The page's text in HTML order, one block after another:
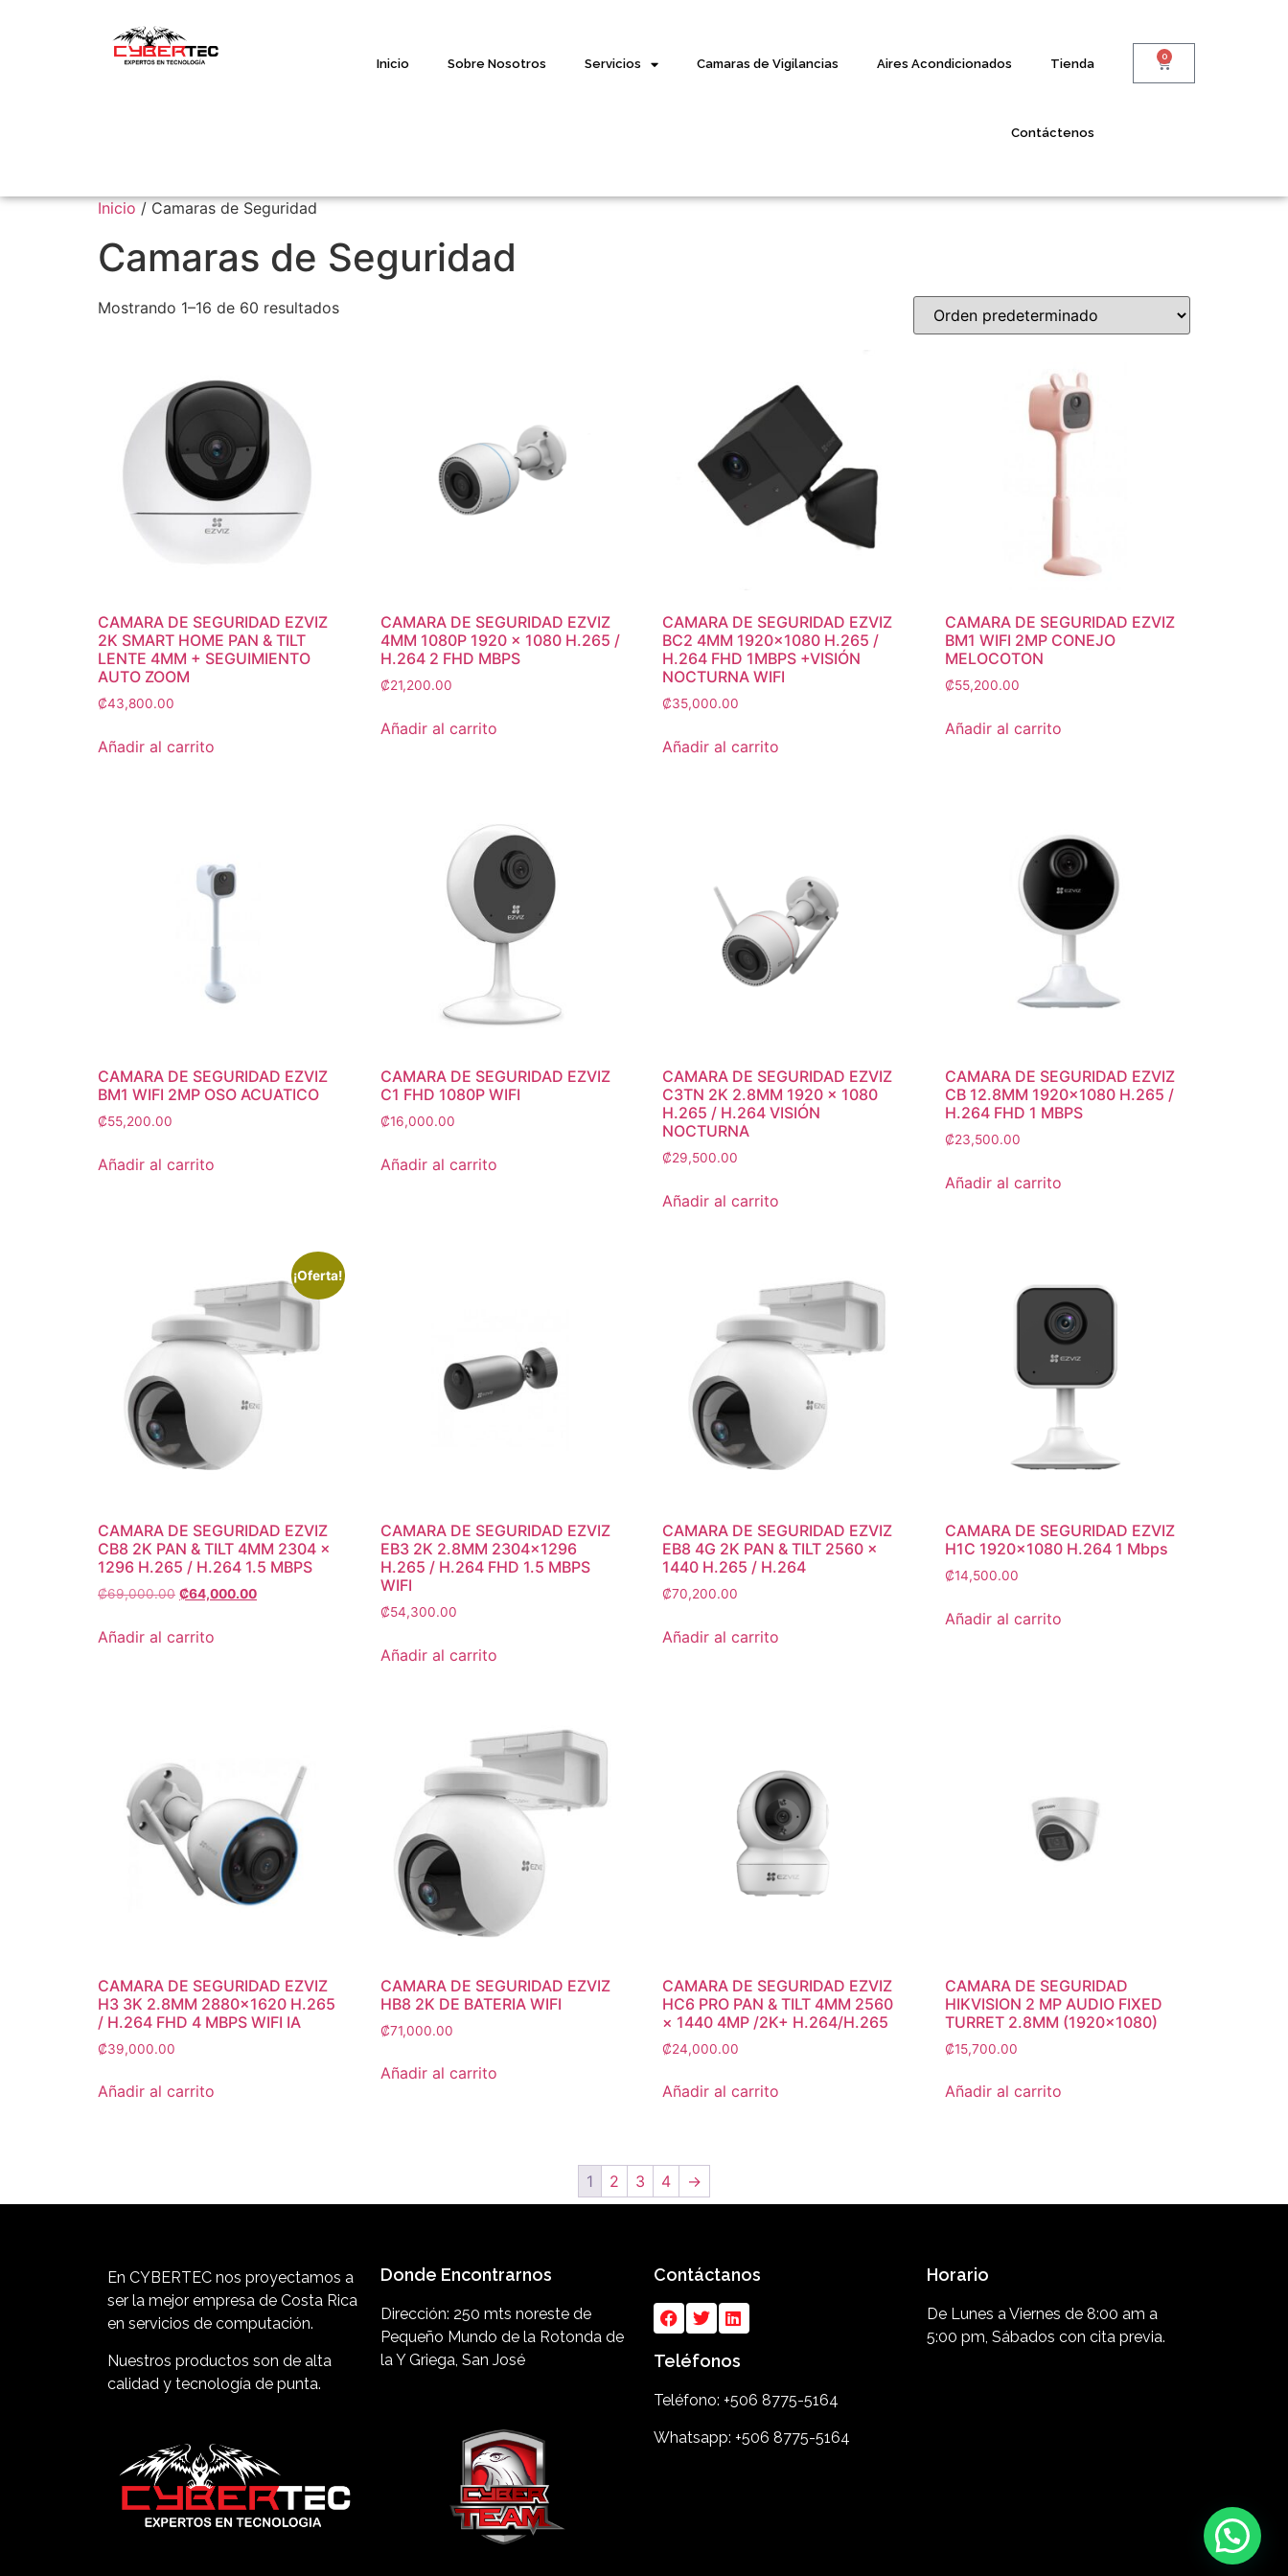
Inicio Sobre Nosotros Servicios Camaras de Vigilancias Aires Acondicionados Tienda
Contáctenos
0
Inicio / Camaras de Seguridad
Camaras de Seguridad
Mostrando 1–16 de 60 resultados
CAMARA DE SEGURIDAD EZVIZ
2K SMART HOME PAN & TILT
LENTE 4MM + SEGUIMIENTO
AUTO ZOOM
₡43,800.00
Añadir al carrito
CAMARA DE SEGURIDAD EZVIZ
4MM 1080P 1920 × 1080 H.265 /
H.264 2 FHD MBPS
₡21,200.00
Añadir al carrito
CAMARA DE SEGURIDAD EZVIZ
BC2 4MM 1920×1080 H.265 /
H.264 FHD 1MBPS +VISIÓN
NOCTURNA WIFI
₡35,000.00
Añadir al carrito
CAMARA DE SEGURIDAD EZVIZ
BM1 WIFI 2MP CONEJO
MELOCOTON
₡55,200.00
Añadir al carrito
CAMARA DE SEGURIDAD EZVIZ
BM1 WIFI 2MP OSO ACUATICO
₡55,200.00
Añadir al carrito
CAMARA DE SEGURIDAD EZVIZ
C1 FHD 1080P WIFI
₡16,000.00
Añadir al carrito
CAMARA DE SEGURIDAD EZVIZ
C3TN 2K 2.8MM 1920 × 1080
H.265 / H.264 VISIÓN
NOCTURNA
₡29,500.00
Añadir al carrito
CAMARA DE SEGURIDAD EZVIZ
CB 12.8MM 1920×1080 H.265 /
H.264 FHD 1 MBPS
₡23,500.00
Añadir al carrito
¡Oferta!
CAMARA DE SEGURIDAD EZVIZ
CB8 2K PAN & TILT 4MM 2304 ×
1296 H.265 / H.264 1.5 MBPS
₡69,000.00 ₡64,000.00
Añadir al carrito
CAMARA DE SEGURIDAD EZVIZ
EB3 2K 2.8MM 2304×1296
H.265 / H.264 FHD 1.5 MBPS
WIFI
₡54,300.00
Añadir al carrito
CAMARA DE SEGURIDAD EZVIZ
EB8 4G 2K PAN & TILT 2560 ×
1440 H.265 / H.264
₡70,200.00
Añadir al carrito
CAMARA DE SEGURIDAD EZVIZ
H1C 1920×1080 H.264 1 Mbps
₡14,500.00
Añadir al carrito
CAMARA DE SEGURIDAD EZVIZ
H3 3K 2.8MM 2880×1620 H.265
/ H.264 FHD 4 MBPS WIFI IA
₡39,000.00
Añadir al carrito
CAMARA DE SEGURIDAD EZVIZ
HB8 2K DE BATERIA WIFI
₡71,000.00
Añadir al carrito
CAMARA DE SEGURIDAD EZVIZ
HC6 PRO PAN & TILT 4MM 2560
× 1440 4MP /2K+ H.264/H.265
₡24,000.00
Añadir al carrito
CAMARA DE SEGURIDAD
HIKVISION 2 MP AUDIO FIXED
TURRET 2.8MM (1920×1080)
₡15,700.00
Añadir al carrito
1 2 3 4 →
En CYBERTEC nos proyectamos a
ser la mejor empresa de Costa Rica
en servicios de computación.
Nuestros productos son de alta
calidad y tecnología de punta.
Donde Encontrarnos
Dirección: 250 mts noreste de
Pequeño Mundo de la Rotonda de
la Y Griega, San José
Contáctanos
Teléfonos
Teléfono: +506 8775-5164
Whatsapp: +506 8775-5164
Horario
De Lunes a Viernes de 8:00 am a
5:00 pm, Sábados con cita previa.